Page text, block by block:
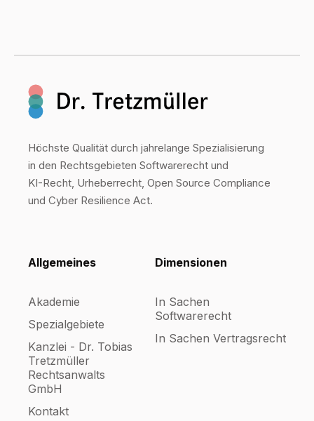
Höchste Qualität durch jahrelange Spezialisierung
in den Rechtsgebieten Softwarerecht und
KI-Recht, Urheberrecht, Open Source Compliance
und Cyber Resilience Act.
Allgemeines
Akademie
Spezialgebiete
Kanzlei - Dr. Tobias
Tretzmüller
Rechtsanwalts
GmbH
Kontakt
Dimensionen
In Sachen
Softwarerecht
In Sachen Vertragsrecht